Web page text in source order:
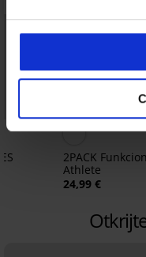
2PACK
Athlete
24,99 €